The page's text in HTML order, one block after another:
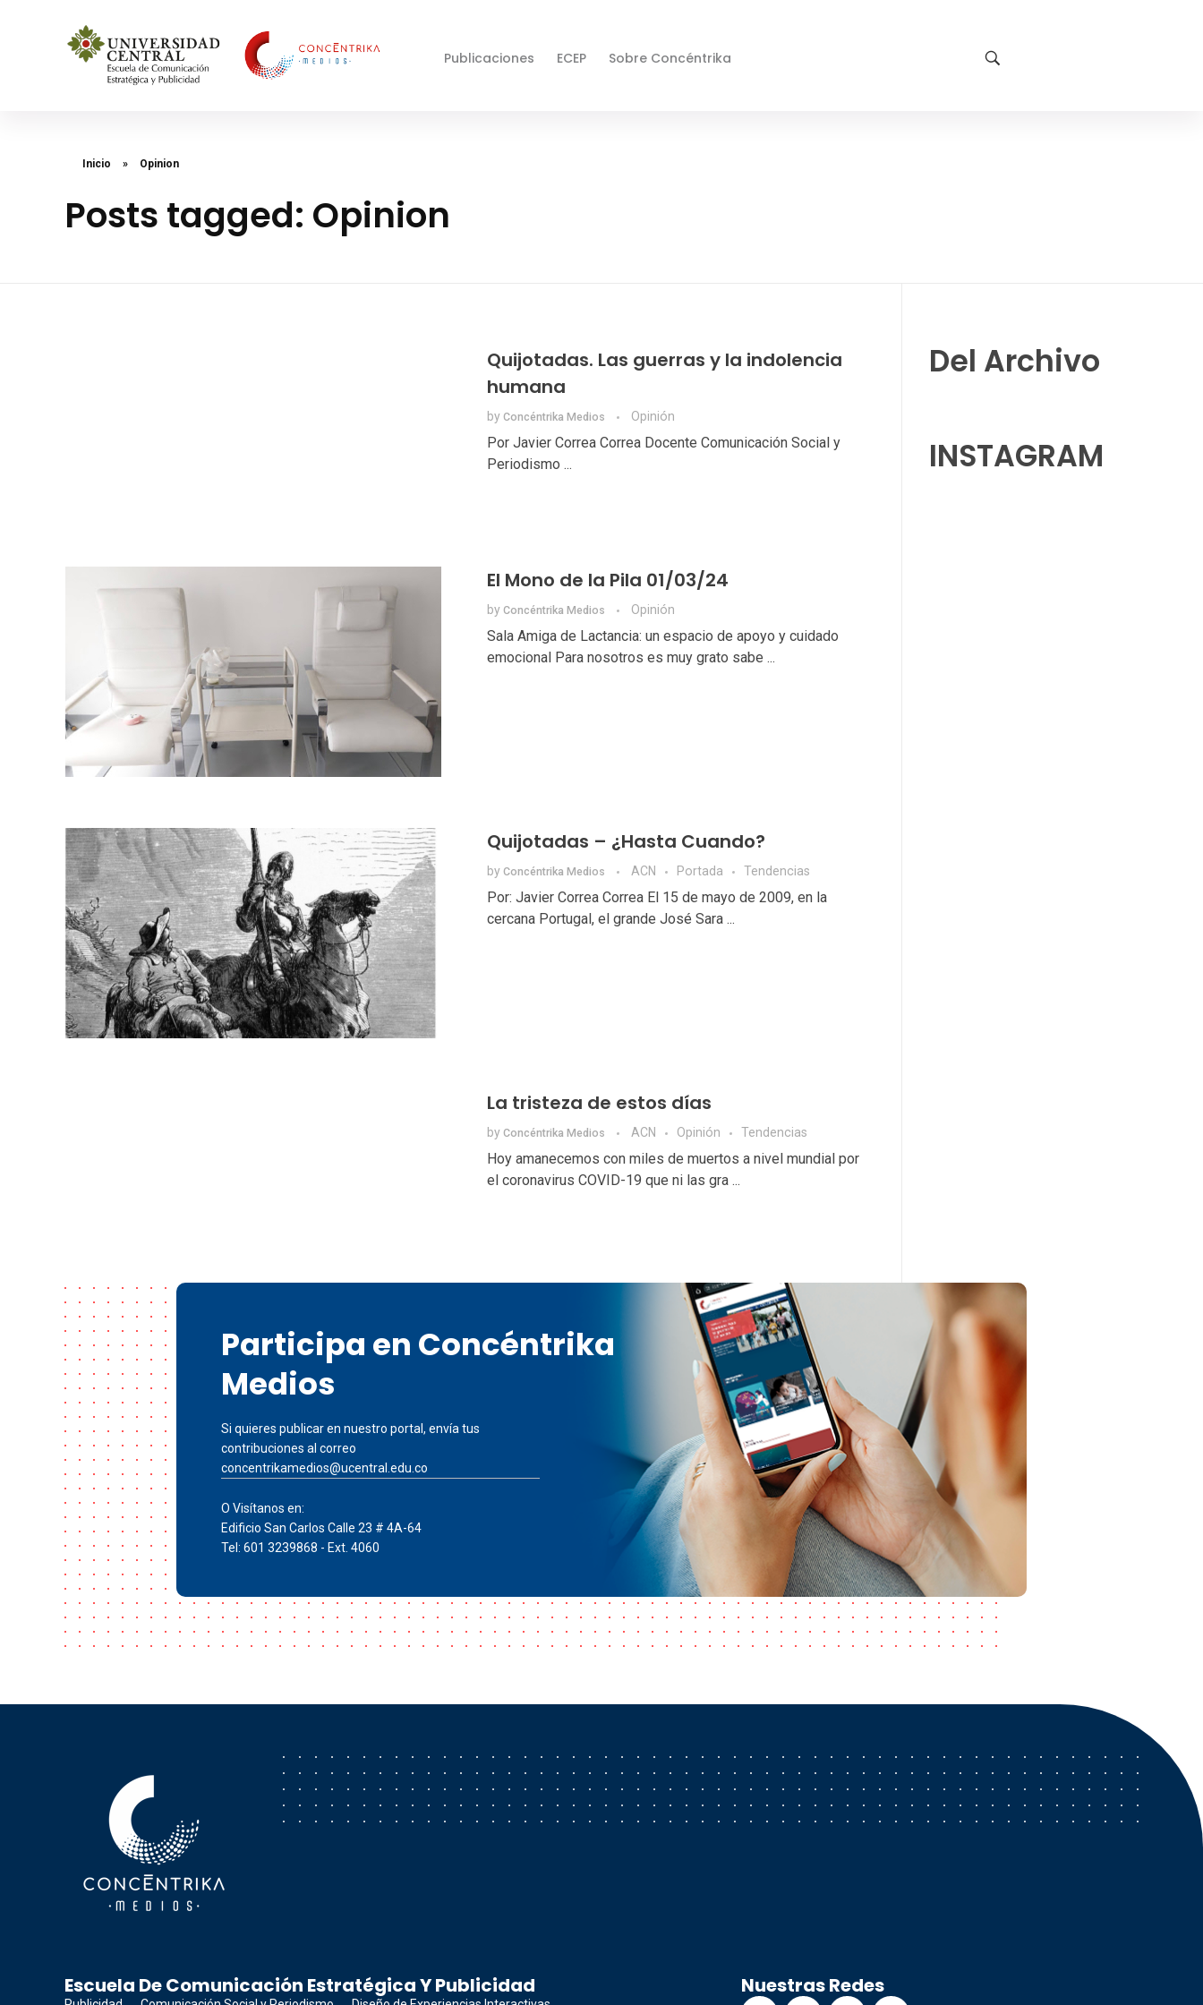
Publicaciones ECEP Sobre Concéntrika
Inicio » Opinion
Posts tagged: Opinion
Quijotadas. Las guerras y la indolencia
humana
by Concéntrika Medios Opinión
Por Javier Correa Correa Docente Comunicación Social y
Periodismo ...
El Mono de la Pila 01/03/24
by Concéntrika Medios Opinión
Sala Amiga de Lactancia: un espacio de apoyo y cuidado
emocional Para nosotros es muy grato sabe ...
Quijotadas – ¿Hasta Cuando?
by Concéntrika Medios ACN Portada Tendencias
Por: Javier Correa Correa El 15 de mayo de 2009, en la
cercana Portugal, el grande José Sara ...
La tristeza de estos días
by Concéntrika Medios ACN Opinión Tendencias
Hoy amanecemos con miles de muertos a nivel mundial por
el coronavirus COVID-19 que ni las gra ...
Del Archivo
INSTAGRAM
Participa en Concéntrika
Medios
Si quieres publicar en nuestro portal, envía tus
contribuciones al correo
concentrikamedios@ucentral.edu.co
O Visítanos en:
Edificio San Carlos Calle 23 # 4A-64
Tel: 601 3239868 - Ext. 4060
Escuela De Comunicación Estratégica Y Publicidad Nuestras Redes